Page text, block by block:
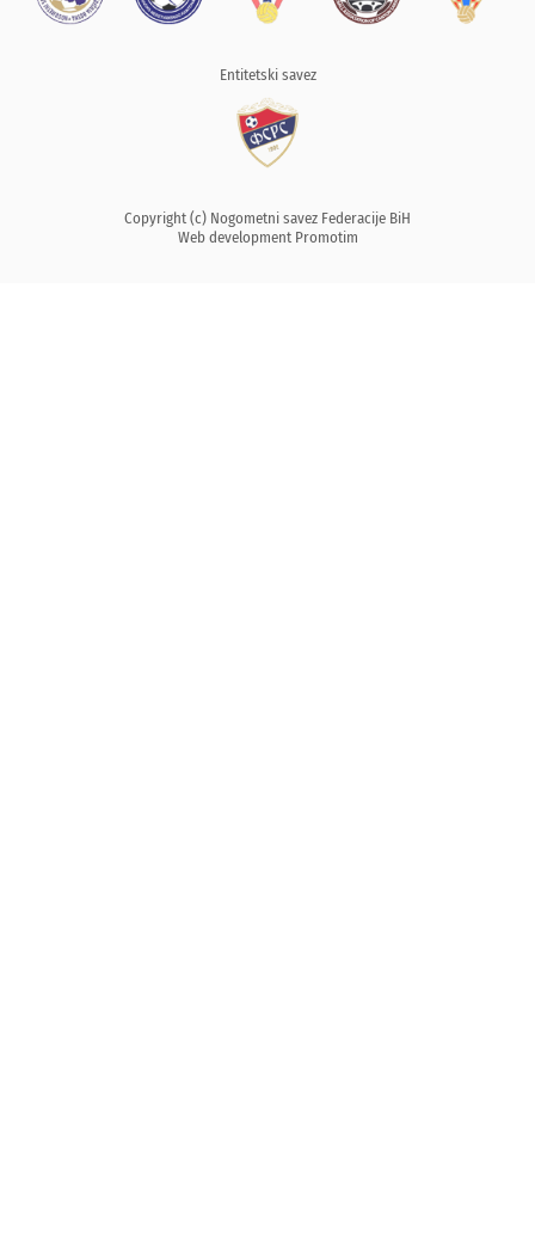
Entitetski savez
Copyright (c) Nogometni savez Federacije BiH
Web development Promotim